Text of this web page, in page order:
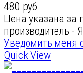
480 руб
Цена указана за
производитель -
Уведомить меня
Quick View